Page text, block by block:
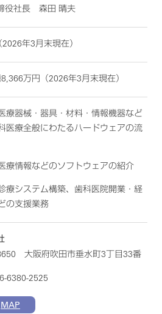
役社長 森田 晴夫
年3月末現在）
万円（2026年3月末現在）
療器械・器具・材料・情報機器など
医療全般にわたるハードウェアの流
療情報などのソフトウェアの紹介
療システム構築、歯科医院開業・経
の支援業務
大阪府吹田市垂水町3丁目33番
6380-2525
MAP